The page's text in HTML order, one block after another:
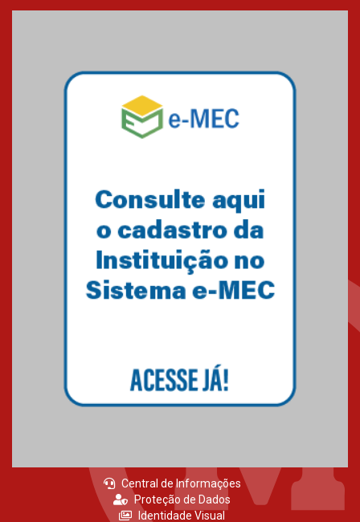
04.08.2026
Como o Colégio Mackenzie
Brasília prepara seus
Como os pais podem investir
na educação dos filhos além da
escola
docentes para debater
inovação e desafios da
educação superior
04.08.2026
Central de Informações
Proteção de Dados
Identidade Visual